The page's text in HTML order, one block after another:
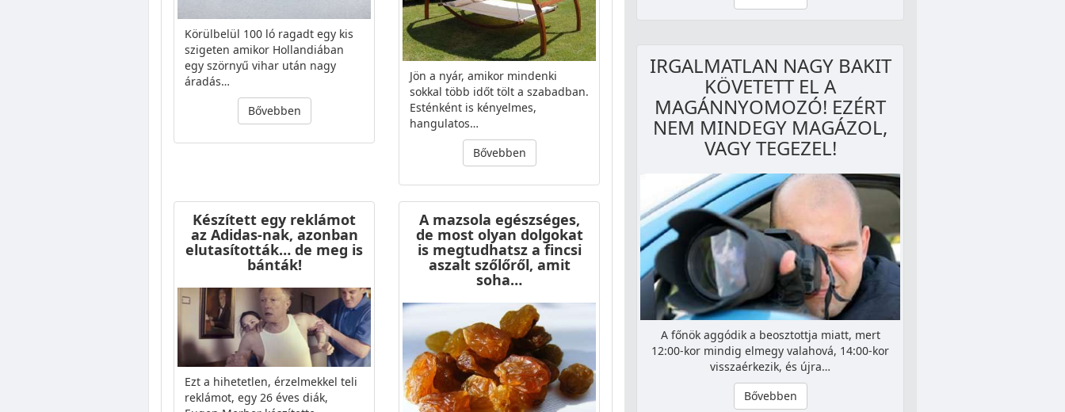
Körülbelül 100 ló ragadt egy kis
szigeten amikor Hollandiában
egy szörnyű vihar után nagy
áradás…
Bővebben
Jön a nyár, amikor mindenki
sokkal több időt tölt a szabadban.
Esténként is kényelmes,
hangulatos…
Bővebben
Készített egy reklámot
az Adidas-nak, azonban
elutasították… de meg is
bánták!
Ezt a hihetetlen, érzelmekkel teli
reklámot, egy 26 éves diák,
A mazsola egészséges,
de most olyan dolgokat
is megtudhatsz a fincsi
aszalt szőlőről, amit
soha…
IRGALMATLAN NAGY BAKIT
KÖVETETT EL A
MAGÁNNYOMOZÓ! EZÉRT
NEM MINDEGY MAGÁZOL,
VAGY TEGEZEL!
A főnök aggódik a beosztottja miatt, mert
12:00-kor mindig elmegy valahová, 14:00-kor
visszaérkezik, és újra…
Bővebben